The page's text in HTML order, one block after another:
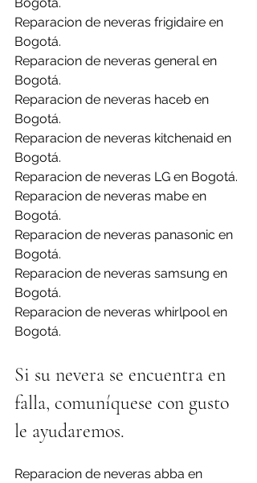
Reparacion de neveras frigidaire en
Bogotá.
Reparacion de neveras general en
Bogotá.
Reparacion de neveras haceb en
Bogotá.
Reparacion de neveras kitchenaid en
Bogotá.
Reparacion de neveras LG en Bogotá.
Reparacion de neveras mabe en
Bogotá.
Reparacion de neveras panasonic en
Bogotá.
Reparacion de neveras samsung en
Bogotá.
Reparacion de neveras whirlpool en
Bogotá.
Si su nevera se encuentra en
falla, comuníquese con gusto
le ayudaremos.
Reparacion de neveras abba en